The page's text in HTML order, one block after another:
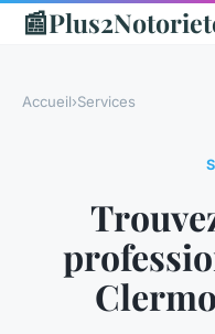
📰
Accueil›Services